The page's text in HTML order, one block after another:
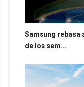
Samsung rebasa
de los sem...